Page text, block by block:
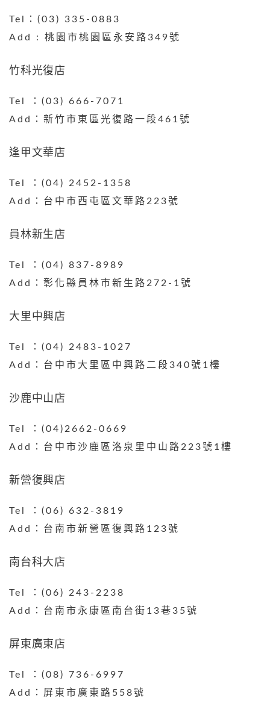
Tel：(03) 335-0883
Add : 桃園市桃園區永安路349號
竹科光復店
Tel ：(03) 666-7071​
Add：新竹市東區光復路一段461號
逢甲文華店
Tel ：(04) 2452-1358
Add：台中市西屯區文華路223號
員林新生店
Tel ：(04) 837-8989
Add：彰化縣員林市新生路272-1號
大里中興店
Tel ：(04) 2483-1027
Add：台中市大里區中興路二段340號1樓​
沙鹿中山店
Tel ：(04)2662-0669
Add：台中市沙鹿區洛泉里中山路223號1樓
新營復興店
Tel ：(06) 632-3819
Add：台南市新營區復興路123號
南台科大店
Tel ：(06) 243-2238
Add：台南市永康區南台街13巷35號
屏東廣東店
Tel ：(08) 736-6997​
Add：屏東市廣東路558號